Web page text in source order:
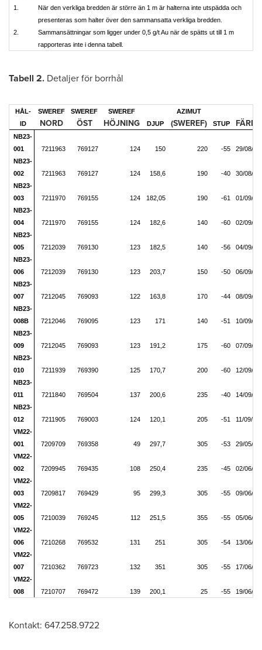
1.
När den verkliga bredden är större än 1 m är halterna inte utspädda och
presenteras som halter över den sammansatta verkliga bredden.
2.
Sammansättningar som ligger under 0,5 g/t Au när de spätts ut till 1 m
rapporteras inte i denna tabell.
Tabell 2. Detaljer för borrhål
HÅL-
ID
SWEREF
NORD
SWEREF
ÖST
SWEREF
HÖJNING DJUP
AZIMUT
(SWEREF) STUP
NB23-
001
7211963 769127 124 150 220 -55
29/08/
NB23-
002
7211963 769127 124 158,6 190 -40
30/08/
NB23-
003
7211970 769155 124 182,05 190 -61
01/09/
NB23-
004
7211970 769155 124 182,6 140 -60
02/09/
NB23-
005
7212039 769130 123 182,5 140 -56
04/09/
NB23-
006
7212039 769130 123 203,7 150 -50
06/09/
NB23-
007
7212045 769093 122 163,8 170 -44
08/09/
NB23-
008B
7212046 769095 123 171 140 -51
10/09/
NB23-
009
7212045 769093 123 191,2 175 -60
07/09/
NB23-
010
7211939 769390 125 170,7 200 -60
12/09/
NB23-
011
7211840 769504 137 200,6 235 -40
14/09/
NB23-
012
7211905 769003 124 120,1 205 -51
11/09/
VM22-
001
7209709 769358 49 297,7 305 -53
29/05/
VM22-
002
7209945 769435 108 250,4 235 -45
02/06/
VM22-
003
7209817 769429 95 299,3 305 -55
09/06/
VM22-
005
7210039 769245 112 251,5 355 -55
05/06/
VM22-
006
7210268 769532 131 251 305 -54
13/06/
VM22-
007
7210362 769723 132 351 305 -55
17/06/
VM22-
008
7210707 769472 139 200,1 25 -55 19/06/
Kontakt: 647.258.9722